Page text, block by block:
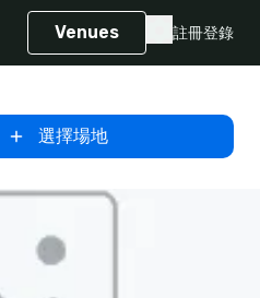
Venues 註冊登錄
選擇場地